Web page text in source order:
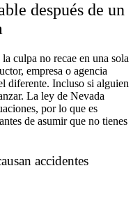
después de un
culpa no recae en una sola
empresa o agencia
diferente. Incluso si alguien
La ley de Nevada
por lo que es
de asumir que no tienes
accidentes